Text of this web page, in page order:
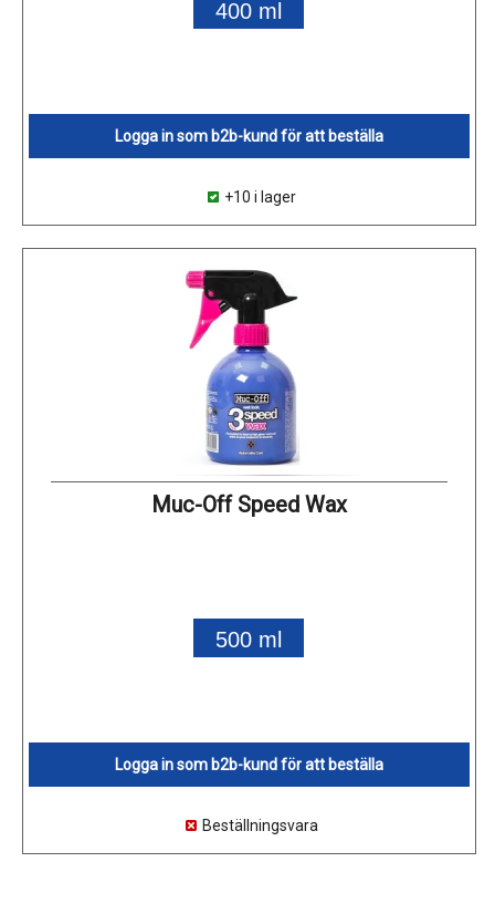
400 ml
Logga in som b2b-kund för att beställa
+10 i lager
Muc-Off Speed Wax
500 ml
Logga in som b2b-kund för att beställa
Beställningsvara